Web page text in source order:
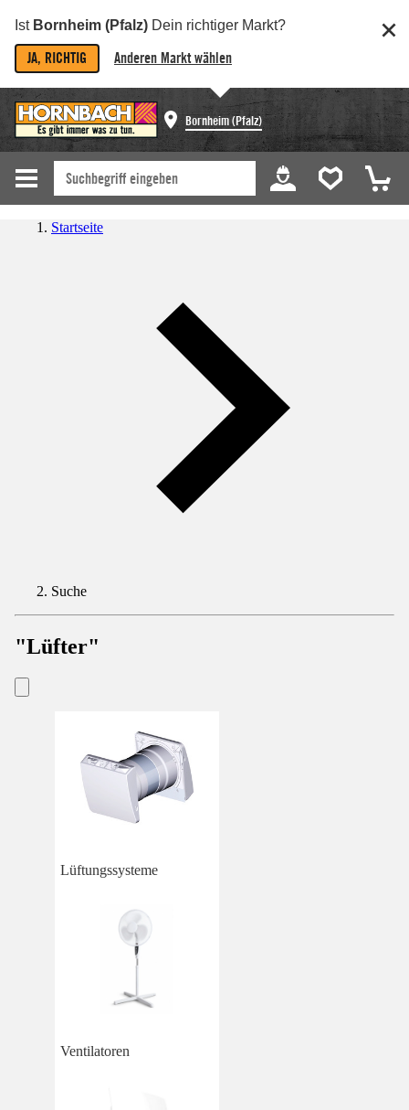
Ist Bornheim (Pfalz) Dein richtiger Markt?
JA, RICHTIG Anderen Markt wählen
Bornheim (Pfalz)
Startseite
Suche
"Lüfter"
Lüftungssysteme
Ventilatoren